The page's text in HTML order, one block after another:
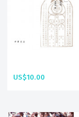
US$10.00